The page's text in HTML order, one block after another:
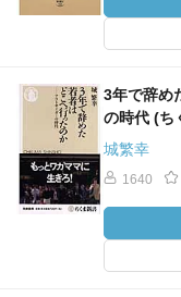
3年で辞め
の時代 (ち
城繁幸
1640